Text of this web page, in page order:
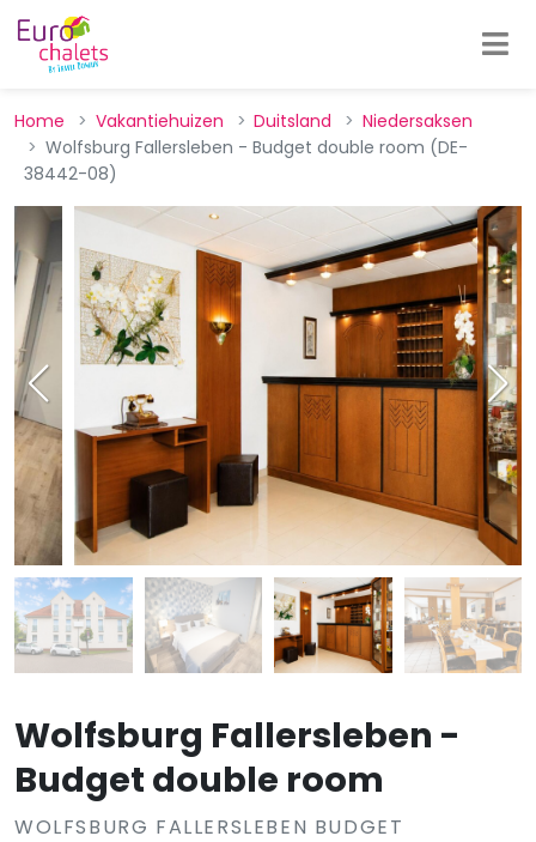
Home Vakantiehuizen Duitsland
Niedersaksen
Wolfsburg Fallersleben - Budget double room (DE-
38442-08)
Wolfsburg Fallersleben -
Budget double room
WOLFSBURG FALLERSLEBEN BUDGET